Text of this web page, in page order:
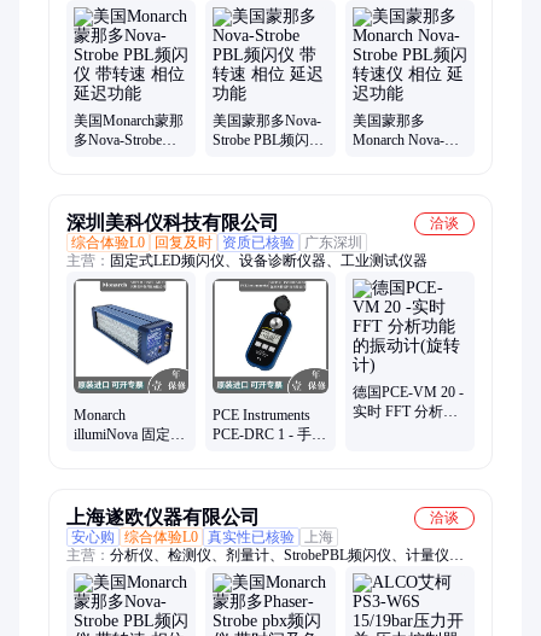
仪、荧光检漏灯、脱脂清洗检测灯、实验室检测灯、黑光灯、刑
警法医检测灯、表面检查灯
美国Monarch蒙那
多Nova-Strobe
美国蒙那多Nova-
Strobe PBL频闪仪
美国蒙那多
Monarch Nova-
深圳美科仪科技有限公司
洽谈
综合体验L0
回复及时 资质已核验
广东深圳
主营： 固定式LED频闪仪、设备诊断仪器、工业测试仪器
Monarch
illumiNova 固定式
PCE Instruments
PCE-DRC 1 - 手持
德国PCE-VM 20 -
实时 FFT 分析功
上海遂欧仪器有限公司
洽谈
安心购
综合体验L0 真实性已核验
上海
主营： 分析仪、检测仪、剂量计、StrobePBL频闪仪、计量仪、
辐射仪、剂量仪、d799探头、γ剂量率、γ能谱仪、伸缩杆γ、数
字传输、辐射监测、表面污染、剂量率仪、射线检测、辐射剂
量、剂量当量、当量率仪、射线辐射、x、γ辐射、电子个人、β-γ